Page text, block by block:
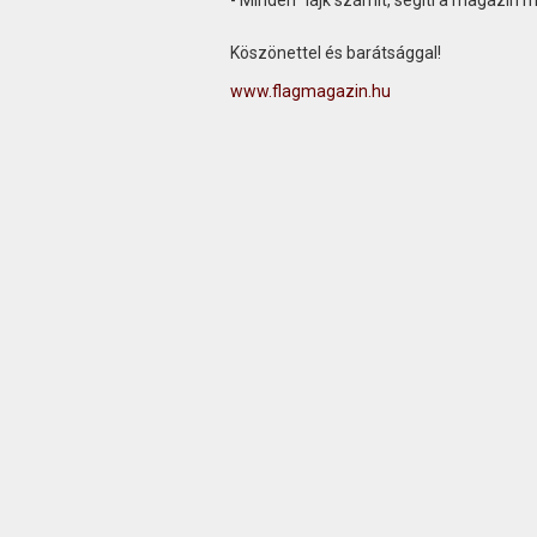
Köszönettel és barátsággal!
www.flagmagazin.hu